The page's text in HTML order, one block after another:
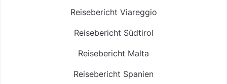
Reisebericht Viareggio
Reisebericht Südtirol
Reisebericht Malta
Reisebericht Spanien